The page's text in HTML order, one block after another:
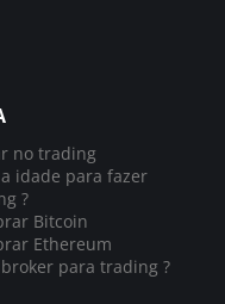
no trading
idade para fazer
?
Bitcoin
Ethereum
para trading ?